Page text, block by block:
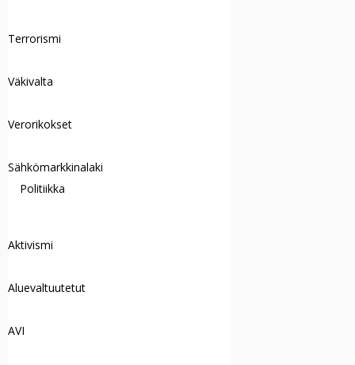
Terrorismi
Väkivalta
Verorikokset
Sähkömarkkinalaki
Politiikka
Aktivismi
Aluevaltuutetut
AVI